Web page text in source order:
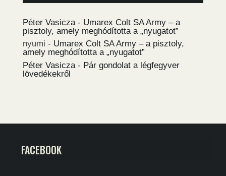
Péter Vasicza - Umarex Colt SA Army – a
pisztoly, amely meghódította a „nyugatot”
nyumi - Umarex Colt SA Army – a pisztoly,
amely meghódította a „nyugatot”
Péter Vasicza - Pár gondolat a légfegyver
lövedékekről
FACEBOOK